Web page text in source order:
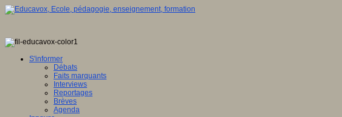
S'informer
Débats
Faits marquants
Interviews
Reportages
Brèves
Agenda